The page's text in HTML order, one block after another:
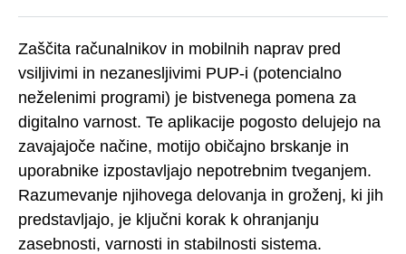
Zaščita računalnikov in mobilnih naprav pred
vsiljivimi in nezanesljivimi PUP-i (potencialno
neželenimi programi) je bistvenega pomena za
digitalno varnost. Te aplikacije pogosto delujejo na
zavajajoče načine, motijo običajno brskanje in
uporabnike izpostavljajo nepotrebnim tveganjem.
Razumevanje njihovega delovanja in groženj, ki jih
predstavljajo, je ključni korak k ohranjanju
zasebnosti, varnosti in stabilnosti sistema.